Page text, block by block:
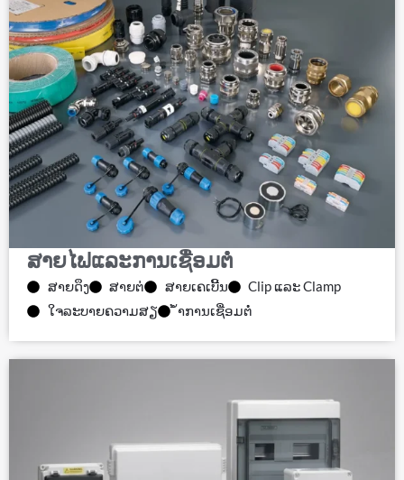
ສາຍໄຟແລະການເຊື່ອມຕໍ່
ສາຍດຶງ ສາຍຕ່ ສາຍເຄເບີ້ນ
Clip ແລະ Clamp
ໃຈລະບາຍຄວາມສຽ
້ໍາການເຊື່ອມຕໍ່